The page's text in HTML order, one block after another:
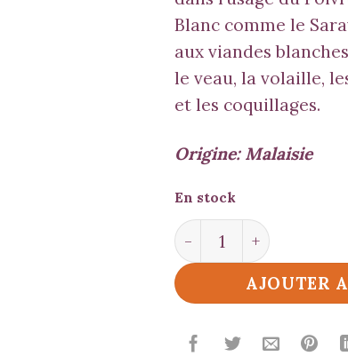
Blanc comme le
aux viandes
le veau, la volaille,
et les coquillages.
Origine: Malaisie
En stock
quantité de Poivre
AJOUTER